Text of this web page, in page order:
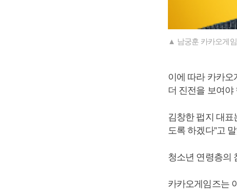
▲ 남궁훈 카카오게
이에 따라 카카오
더 진전을 보여야
김창한 펍지 대표
도록 하겠다”고
청소년 연령층의
카카오게임즈는